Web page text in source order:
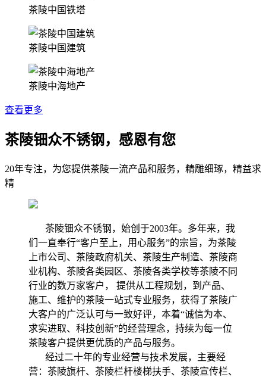
茶陵中国铁塔
茶陵中国建筑
茶陵中海地产
查看更多
茶陵钿众不锈钢，感恩有您
20年专注，为您提供茶陵一流产品和服务，精雕细琢，精益求
精
茶陵钿众不锈钢，始创于2003年。多年来，我
们一直奉行“客户至上，用心服务”的宗旨，为茶陵
上市公司、茶陵政府机关、茶陵生产制造、茶陵商
业机构、茶陵各类园区、茶陵各类学校等茶陵不同
行业的数万家客户， 提供从工程规划，到产品、
施工、维护的茶陵一站式专业服务，获得了茶陵广
大客户的广泛认可与一致好评，本着“诚信为本、
求实进取、科技创新”的经营理念，持续为每一位
茶陵客户提供更优质的产品与服务。
经过二十年的专业经营与技术发展，主要经
营：茶陵旗杆、茶陵栏杆楼梯扶手、茶陵宣传栏、